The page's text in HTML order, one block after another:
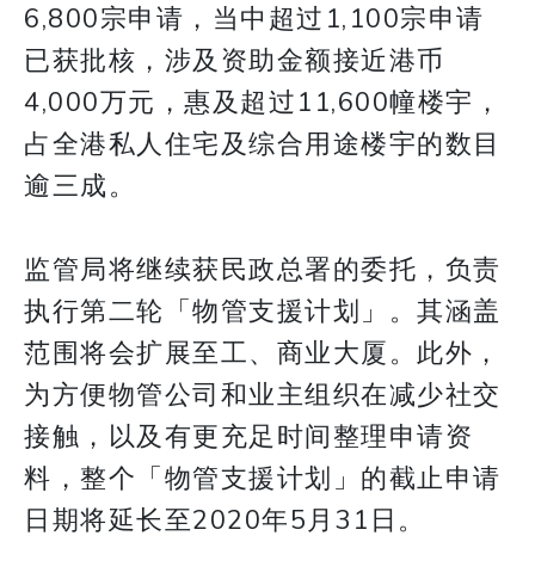
6,800宗申请，当中超过1,100宗申请
已获批核，涉及资助金额接近港币
4,000万元，惠及超过11,600幢楼宇，
占全港私人住宅及综合用途楼宇的数目
逾三成。
监管局将继续获民政总署的委托，负责
执行第二轮「物管支援计划」。其涵盖
范围将会扩展至工、商业大厦。此外，
为方便物管公司和业主组织在减少社交
接触，以及有更充足时间整理申请资
料，整个「物管支援计划」的截止申请
日期将延长至2020年5月31日。